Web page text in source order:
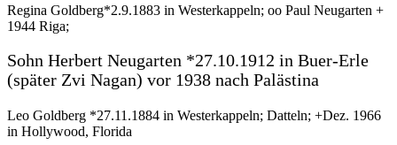
Regina Goldberg*2.9.1883 in Westerkappeln; oo Paul Neugarten +
1944 Riga;
Sohn Herbert Neugarten *27.10.1912 in Buer-Erle
(später Zvi Nagan) vor 1938 nach Palästina
Leo Goldberg *27.11.1884 in Westerkappeln; Datteln; +Dez. 1966
in Hollywood, Florida